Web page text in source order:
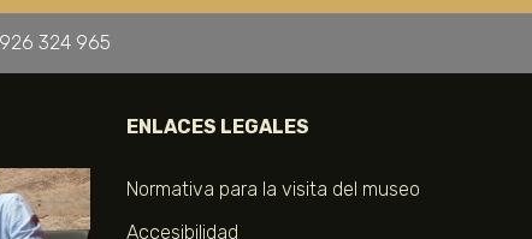
324 965
ENLACES LEGALES
Normativa para la visita del museo
Accesibilidad